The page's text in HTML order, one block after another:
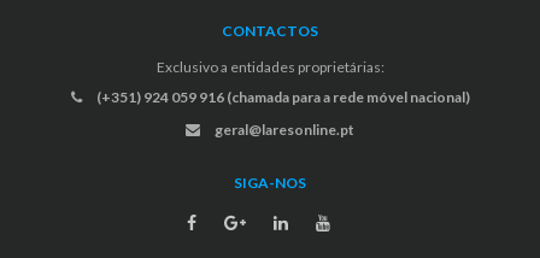
CONTACTOS
Exclusivo a entidades proprietárias:
(+351) 924 059 916 (chamada para a rede móvel nacional)
geral@laresonline.pt
SIGA-NOS